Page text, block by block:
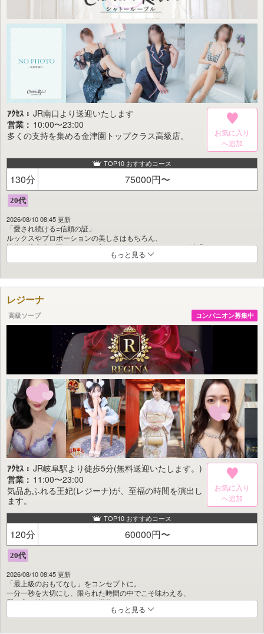
すべてのコスチュームは、使用後に必ずクリーニングを行っており、
常に清潔な状態でご利用いただけます。
コース内容、女の子のタイプ、コスプレまで――
お客様それぞれの多様なニーズに、柔軟にお応えいたします。
また、ご利用中にご不明点やお気付きの点がございましたら、
どうぞお気軽にスタッフまでお申し付けください。
これからも、
お客様の満足度向上を第一に、
信頼と価値を共有できる“win-win”なお店づくりを目指してまいります。
ｱｸｾｽ： JR南口より送迎いたします
営業： 10:00〜23:00
多くの支持を集める金津園トップクラス高級店。
お気に入り
TOP10 おすすめコース
130分 75000円〜
2026/08/10 08:45 更新
「愛され続ける=信頼の証」
ルックスやプロポーションの美しさはもちろん、
性格や接客力に至るまで、細部にこだわったクオリティを追求。
厳選されたルーブルガールズの中から、
皆様の満足度200%を目指し、
当店ならではの心を尽くしたおもてなしをお約束します。
もっと見る
レジーナ
高級ソープ コンパニオン募集中
ｱｸｾｽ： JR岐阜駅より徒歩5分(無料送迎いたします。)
営業： 11:00〜23:00
気品あふれる王妃(レジーナ)が、至福の時間を演出し
ます。
お気に入り
TOP10 おすすめコース
120分 60000円〜
2026/08/10 08:45 更新
「最上級のおもてなし」をコンセプトに。
一分一秒を大切にし、限られた時間の中でこそ味わえる、
質の高い贅沢なひとときをご堪能いただけるよう、
大切なお客様を真心を込めてエスコートいたします。
もっと見る